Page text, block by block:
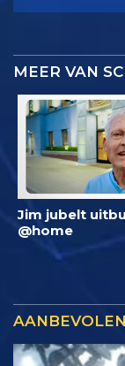
MEER VAN
Jim jubelt
@home
AANBEVOLEN